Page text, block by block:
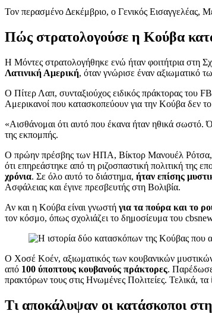
Τον περασμένο Δεκέμβριο, ο Γενικός Εισαγγελέας,
Πώς στρατολογούσε η Κούβα
Η Μόντες στρατολογήθηκε ενώ ήταν φοιτήτρια στη
Λατινική Αμερική, όταν γνώρισε έναν αξιωματικό
Ο Πίτερ Λαπ, συνταξιούχος ειδικός πράκτορας του
Αμερικανοί που κατασκοπεύουν για την Κούβα δεν
«Αισθάνομαι ότι αυτό που έκανα ήταν ηθικά σωστό.
της εκπομπής.
Ο πρώην πρέσβης των ΗΠΑ, Βίκτορ Μανουέλ Ρότσα,
ότι επηρεάστηκε από τη ριζοσπαστική πολιτική
χρόνια. Σε όλο αυτό το διάστημα, ήταν επίσης
Ασφάλειας και έγινε πρεσβευτής στη Βολιβία.
Αν και η Κούβα είναι γνωστή για τα πούρα και το
τον κόσμο, όπως σχολιάζει το δημοσίευμα του
Ο Χοσέ Κοέν, αξιωματικός των κουβανικών
από 100 ύποπτους κουβανούς πράκτορες. Παρέδωσε
πρακτόρων τους στις Ηνωμένες Πολιτείες. Τελικά,
Τι αποκάλυψαν οι κατάσκοποι